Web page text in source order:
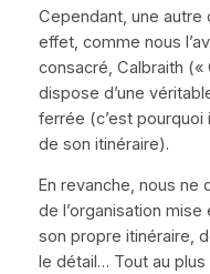
Cependant, une autre
effet, comme nous
consacré, Calbraith («
dispose d’une
ferrée (c’est
de son itinéraire).
En revanche, nous
de l’organisation
son propre itinéraire,
le détail… Tout au